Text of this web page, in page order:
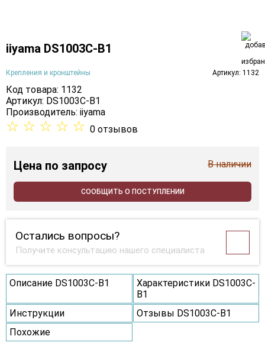
iiyama DS1003C-B1
Крепления и кронштейны Артикул: 1132
Код товара: 1132
Артикул: DS1003C-B1
Производитель: iiyama
☆ ☆ ☆ ☆ ☆ 0 отзывов
Цена по запросу В наличии
СООБЩИТЬ О ПОСТУПЛЕНИИ
Остались вопросы?
Получите консультацию нашего специалиста
Описание DS1003C-B1
Характеристики DS1003C-
B1
Инструкции
Отзывы DS1003C-B1
Похожие